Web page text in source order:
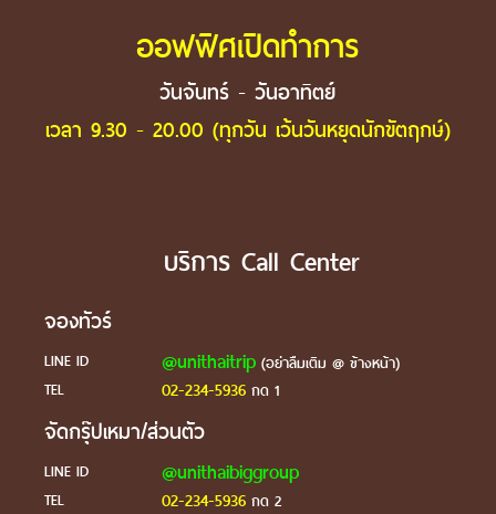
ออฟฟิศเปิดทำการ
วันจันทร์ - วันอาทิตย์
เวลา 9.30 - 20.00 (ทุกวัน เว้นวันหยุดนักขัตฤกษ์)
บริการ Call Center
จองทัวร์
LINE ID @unithaitrip(อย่าลืมเติม @ ข้างหน้า)
TEL
02-234-5936กด 1
จัดกรุ๊ปเหมา/ส่วนตัว
LINE ID @unithaibiggroup
TEL 02-234-5936กด 2